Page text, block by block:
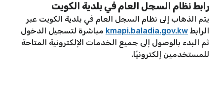
رابط نظام السجل العام في بلدية الكويت
يتم الذهاب إلى نظام السجل العام في بلدية الكويت عبر
الرابط kmapi.baladia.gov.kw مباشرة لتسجيل الدخول
ثم البدء بالوصول إلى جميع الخدمات الإلكترونية المتاحة
للمستخدمين إلكترونيًا.